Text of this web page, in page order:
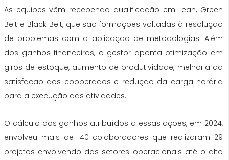
As equipes vêm recebendo qualificação em Lean, Green
Belt e Black Belt, que são formações voltadas à resolução
de problemas com a aplicação de metodologias. Além
dos ganhos financeiros, o gestor aponta otimização em
giros de estoque, aumento de produtividade, melhoria da
satisfação dos cooperados e redução da carga horária
para a execução das atividades.
O cálculo dos ganhos atribuídos a essas ações, em 2024,
envolveu mais de 140 colaboradores que realizaram 29
projetos envolvendo dos setores operacionais até o alto